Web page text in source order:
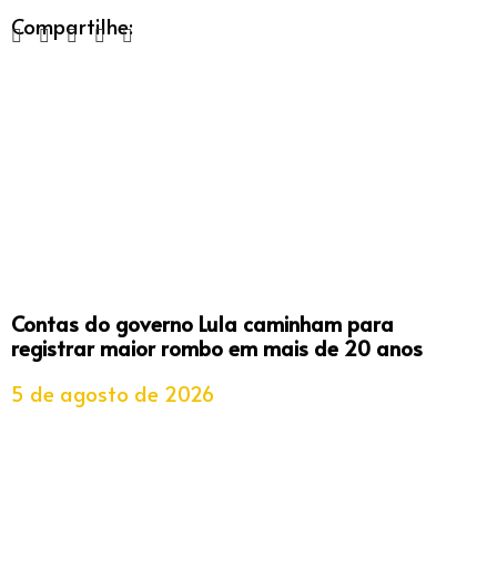
Compartilhe:
Contas do governo Lula caminham para
registrar maior rombo em mais de 20 anos
5 de agosto de 2026